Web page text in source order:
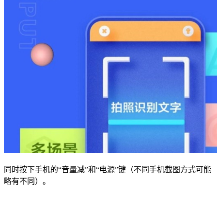
同时按下手机的“音量减”和“电源”键（不同手机截图方式可能
略有不同）。